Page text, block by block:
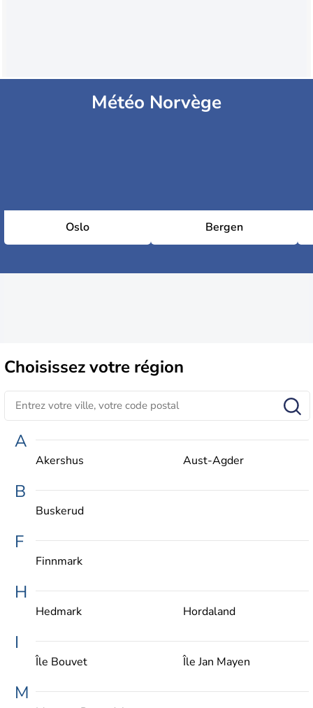
Météo Norvège
Oslo Bergen
Choisissezvotre région
A
Akershus Aust-Agder
B
Buskerud
F
Finnmark
H
Hedmark Hordaland
I
Île Bouvet Île Jan Mayen
M